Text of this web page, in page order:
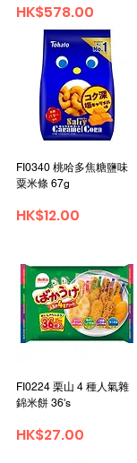
Price
HK$578.00
FI0340 桃哈多焦糖鹽味
粟米條 67g
Price
HK$12.00
FI0224 栗山 4 種人氣雜
錦米餅 36's
Price
HK$27.00